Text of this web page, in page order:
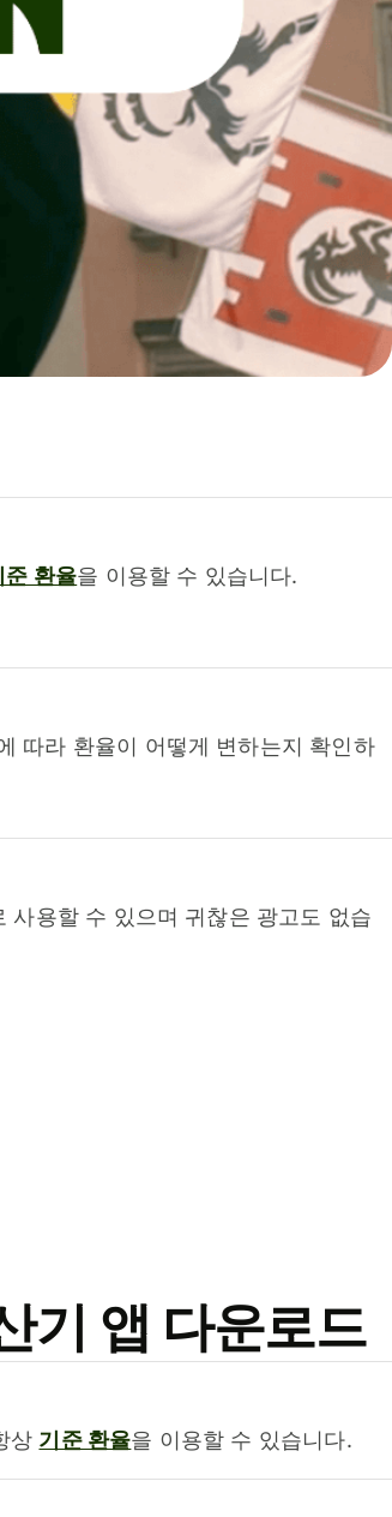
준 환율을 이용할 수 있습니다.
따라 환율이 어떻게 변하는지 확인하
사용할 수 있으며 귀찮은 광고도 없습
기 앱 다운로드
상 기준 환율을 이용할 수 있습니다.